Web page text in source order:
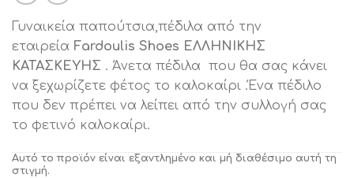
Γυναικεία παπούτσια,πέδιλα από την
εταιρεία Fardoulis Shoes ΕΛΛΗΝΙΚΗΣ
ΚΑΤΑΣΚΕΥΗΣ . Άνετα πέδιλα που θα σας κάνει
να ξεχωρίζετε φέτος το καλοκαίρι .Ένα πέδιλο
που δεν πρέπει να λείπει από την συλλογή σας
το φετινό καλοκαίρι.
Αυτό το προϊόν είναι εξαντλημένο και μή διαθέσιμο αυτή τη
στιγμή.